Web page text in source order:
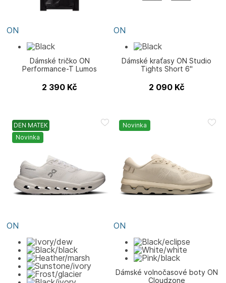
ON
Dámské tričko ON
Performance-T Lumos
2 390 Kč
ON
Dámské kraťasy ON Studio
Tights Short 6"
2 090 Kč
DEN MATEK
Novinka
ON
Novinka
ON
Dámské volnočasové boty ON
Cloudzone